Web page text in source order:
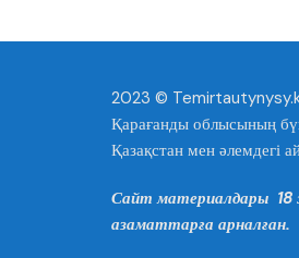
2023 ©
Қарағанды облысының
Қазақстан мен әлемдегі
Сайт материалдары 18
азаматтарға арналған.